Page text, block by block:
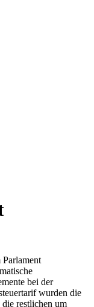
bei der
wurden die
restlichen um